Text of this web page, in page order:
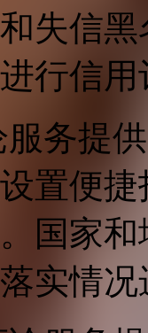
失信
行信用
务提
置便
国家
实情